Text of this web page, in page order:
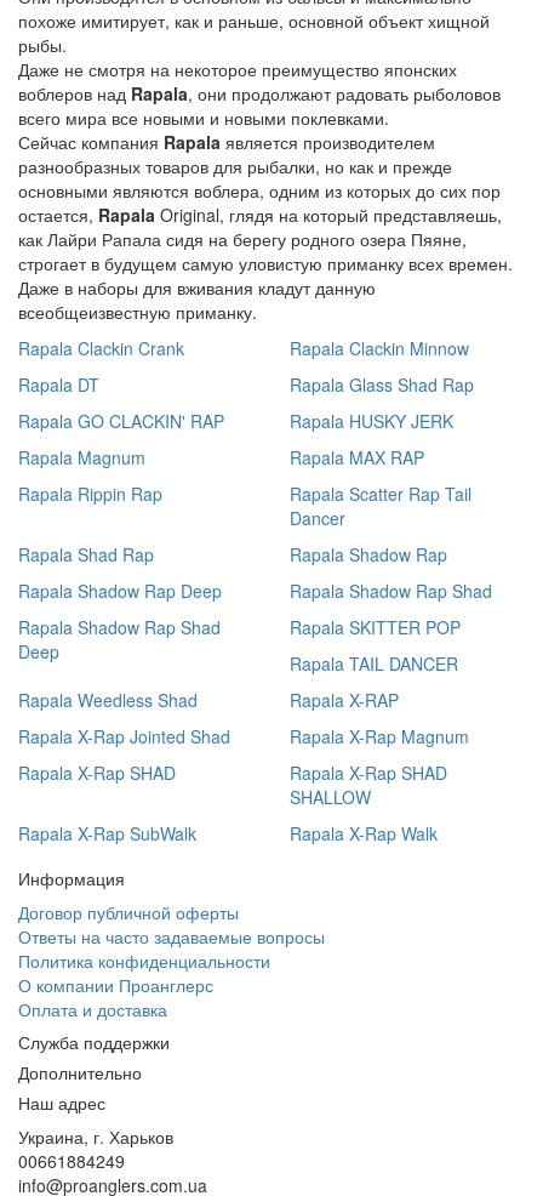
похоже имитирует, как и раньше, основной объект хищной
рыбы.
Даже не смотря на некоторое преимущество японских
воблеров над Rapala, они продолжают радовать рыболовов
всего мира все новыми и новыми поклевками.
Сейчас компания Rapala является производителем
разнообразных товаров для рыбалки, но как и прежде
основными являются воблера, одним из которых до сих пор
остается, Rapala Original, глядя на который представляешь,
как Лайри Рапала сидя на берегу родного озера Пяяне,
строгает в будущем самую уловистую приманку всех времен.
Даже в наборы для вживания кладут данную
всеобщеизвестную приманку.
Rapala Clackin Crank
Rapala Clackin Minnow
Rapala DT
Rapala Glass Shad Rap
Rapala GO CLACKIN' RAP
Rapala HUSKY JERK
Rapala Magnum
Rapala MAX RAP
Rapala Rippin Rap
Rapala Scatter Rap Tail
Dancer
Rapala Shad Rap
Rapala Shadow Rap
Rapala Shadow Rap Deep
Rapala Shadow Rap Shad
Rapala Shadow Rap Shad
Deep
Rapala SKITTER POP
Rapala TAIL DANCER
Rapala Weedless Shad
Rapala X-RAP
Rapala X-Rap Jointed Shad
Rapala X-Rap Magnum
Rapala X-Rap SHAD
Rapala X-Rap SHAD
SHALLOW
Rapala X-Rap SubWalk
Rapala X-Rap Walk
Информация
Договор публичной оферты
Ответы на часто задаваемые вопросы
Политика конфиденциальности
О компании Проанглерс
Оплата и доставка
Служба поддержки
Дополнительно
Наш адрес
Украина, г. Харьков
00661884249
info@proanglers.com.ua